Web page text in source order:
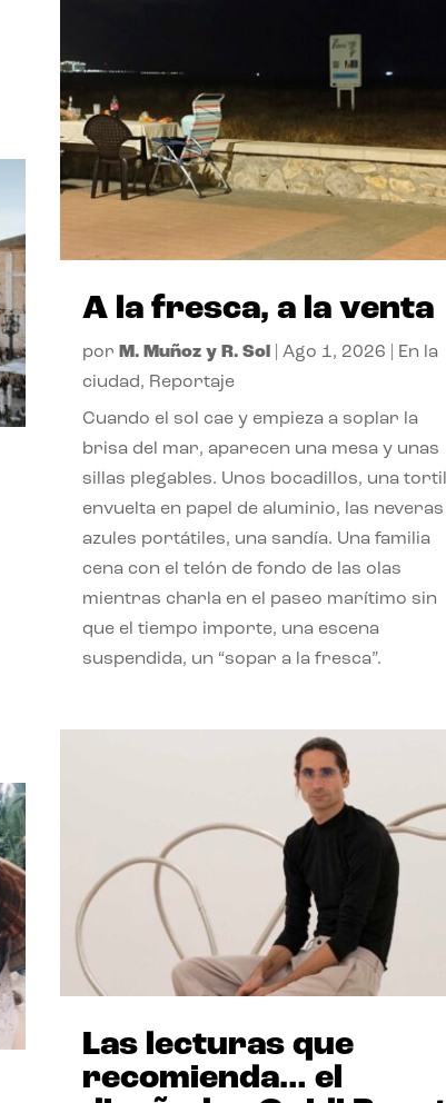
A la fresca, a la venta
por M. Muñoz y R. Sol Ago 1, 2026
En la
ciudad, Reportaje
Cuando el sol cae y empieza a soplar la
brisa del mar, aparecen una mesa y unas
sillas plegables. Unos bocadillos, una
envuelta en papel de aluminio, las neveras
azules portátiles, una sandía. Una familia
cena con el telón de fondo de las olas
mientras charla en el paseo marítimo sin
que el tiempo importe, una escena
suspendida, un “sopar a la fresca”.
Las lecturas que
recomienda… el